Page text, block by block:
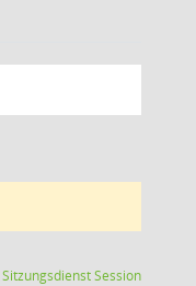
SitzungsdienstSession(Wird in